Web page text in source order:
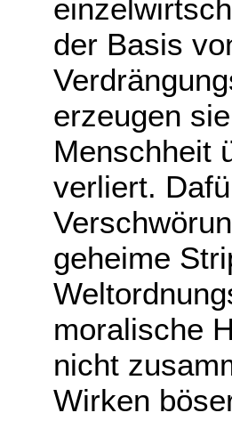
der Basis
erzeugen
Menschheit
verliert.
geheime
moralische
nicht
Wirken